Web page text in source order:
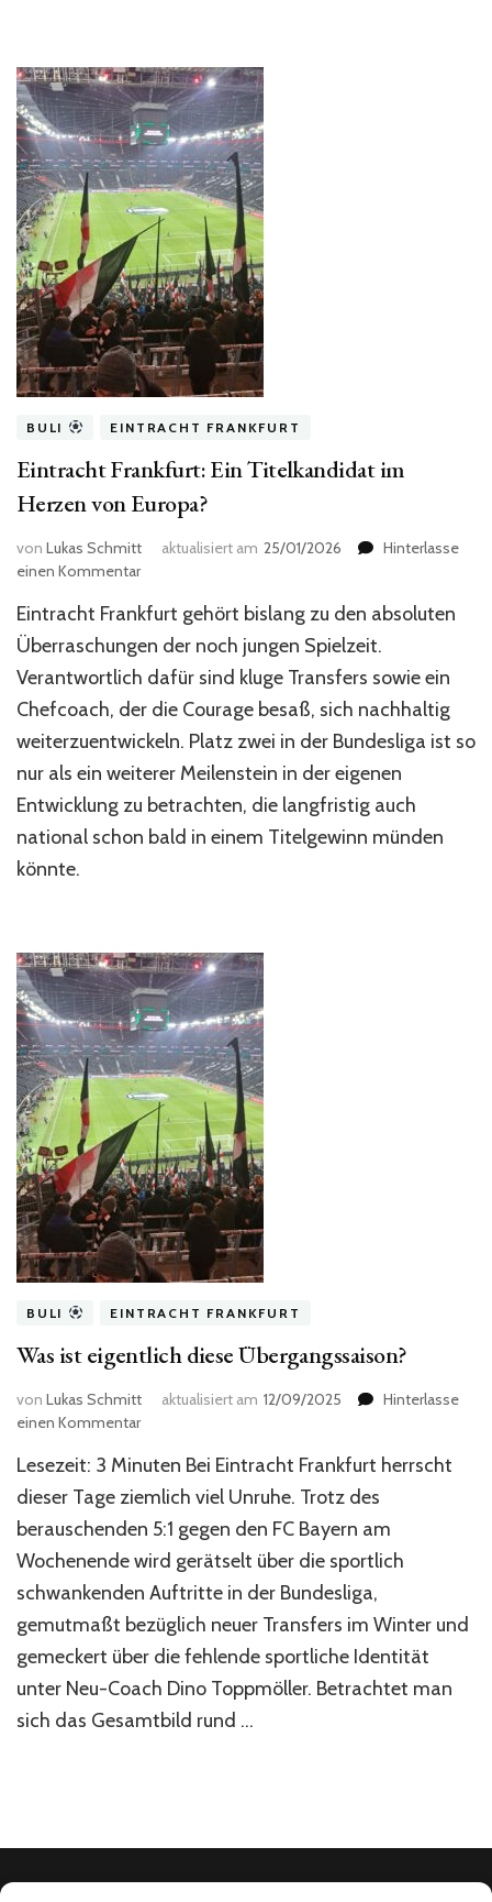
BULI EINTRACHT FRANKFURT
Eintracht Frankfurt: Ein Titelkandidat im
Herzen von Europa?
von Lukas Schmitt aktualisiert am 25/01/2026
Hinterlasse
einen Kommentarzu
Frankfurt:
Ein
im
Herzen
von
Europa?
Eintracht Frankfurt gehört bislang zu den absoluten
Überraschungen der noch jungen Spielzeit.
Verantwortlich dafür sind kluge Transfers sowie ein
Chefcoach, der die Courage besaß, sich nachhaltig
weiterzuentwickeln. Platz zwei in der Bundesliga ist so
nur als ein weiterer Meilenstein in der eigenen
Entwicklung zu betrachten, die langfristig auch
national schon bald in einem Titelgewinn münden
könnte.
BULI EINTRACHT FRANKFURT
Was ist eigentlich diese Übergangssaison?
von Lukas Schmitt aktualisiert am 12/09/2025
Hinterlasse
einen Kommentarzu
ist
eigentlich
Übergangssaison?
Lesezeit: 3 Minuten Bei Eintracht Frankfurt herrscht
dieser Tage ziemlich viel Unruhe. Trotz des
berauschenden 5:1 gegen den FC Bayern am
Wochenende wird gerätselt über die sportlich
schwankenden Auftritte in der Bundesliga,
gemutmaßt bezüglich neuer Transfers im Winter und
gemeckert über die fehlende sportliche Identität
unter Neu-Coach Dino Toppmöller. Betrachtet man
sich das Gesamtbild rund …